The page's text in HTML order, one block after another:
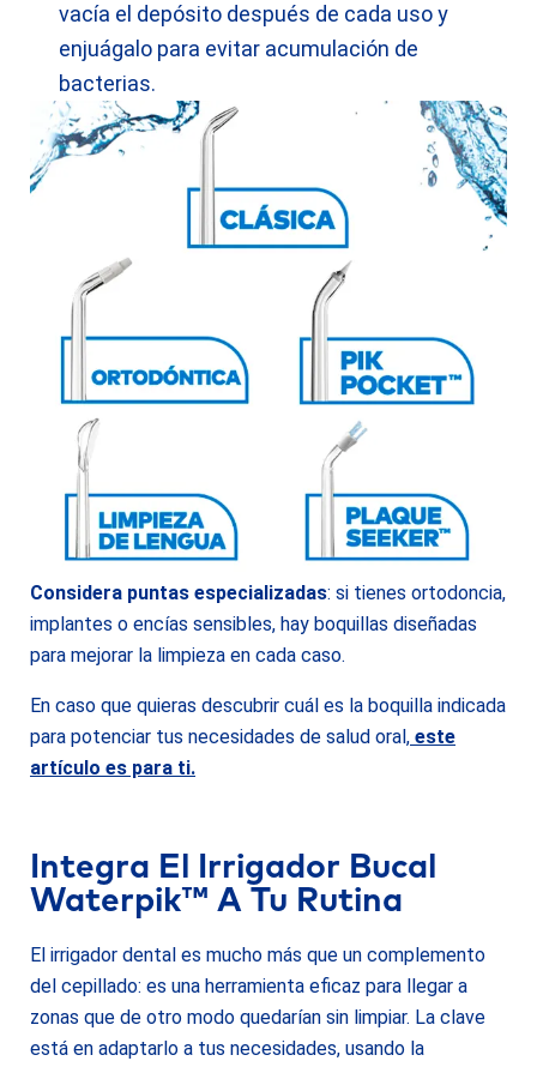
vacía el depósito después de cada uso y
enjuágalo para evitar acumulación de
bacterias.
Considera puntas especializadas: si tienes ortodoncia,
implantes o encías sensibles, hay boquillas diseñadas
para mejorar la limpieza en cada caso.
En caso que quieras descubrir cuál es la boquilla indicada
para potenciar tus necesidades de salud oral, este
artículo es para ti.
Integra El Irrigador Bucal
Waterpik™ A Tu Rutina
El irrigador dental es mucho más que un complemento
del cepillado: es una herramienta eficaz para llegar a
zonas que de otro modo quedarían sin limpiar. La clave
está en adaptarlo a tus necesidades, usando la